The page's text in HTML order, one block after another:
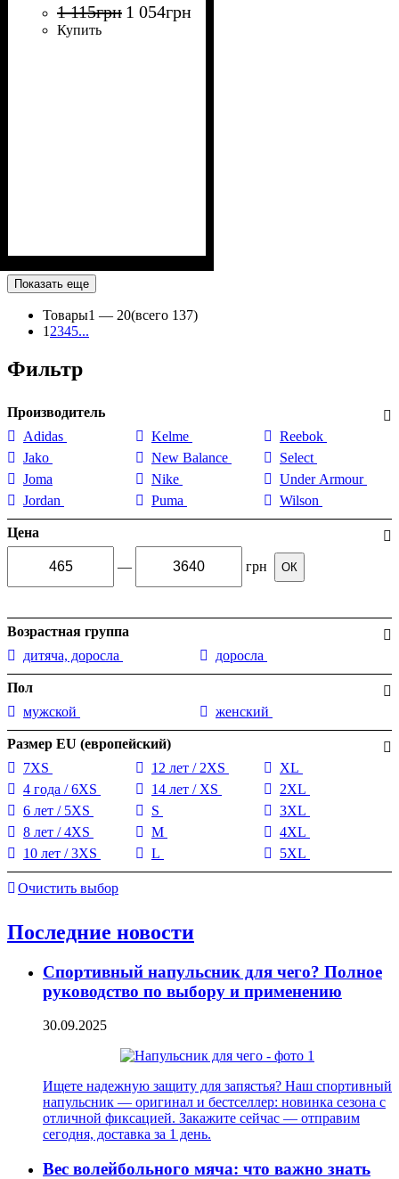
1 115грн 1 054грн
Купить
Показать еще
Товары1 — 20(всего 137)
1 2345...
Фильтр
Производитель
Adidas
Jako
Joma
Jordan
Kelme
New Balance
Nike
Puma
Reebok
Select
Under Armour
Wilson
Цена
— грн ОК
Возрастная группа
дитяча, доросла
доросла
Пол
мужской
женский
Размер EU (европейский)
7XS
4 года / 6XS
6 лет / 5XS
8 лет / 4XS
10 лет / 3XS
12 лет / 2XS
14 лет / XS
S
M
L
XL
2XL
3XL
4XL
5XL
Очистить выбор
Последние новости
Спортивный напульсник для чего? Полное
руководство по выбору и применению
30.09.2025
Ищете надежную защиту для запястья? Наш спортивный
напульсник — оригинал и бестселлер: новинка сезона с
отличной фиксацией. Закажите сейчас — отправим
сегодня, доставка за 1 день.
Вес волейбольного мяча: что важно знать